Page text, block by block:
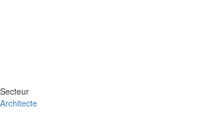
Secteur
Architecte